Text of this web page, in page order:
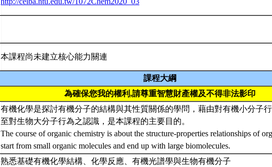
本課程尚未建立核心能力關連
課程大綱
為確保您我的權利,請尊重智慧財產權及不得非法影印
有機化學是探討有機分子的結構與其性質關係的學問，藉由對有機小分子
至對生物大分子行為之認識，是本課程的主要目的。
The course of organic chemistry is about the structure-properties relationships of
start from small organic molecules and end up with large biomolecules.
熟悉基礎有機化學結構、化學反應、有機光譜學與生物有機分子